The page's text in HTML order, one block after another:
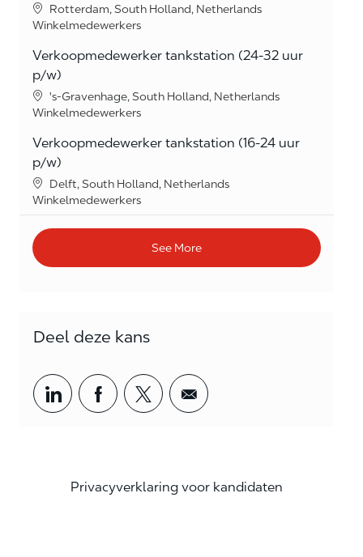
Location
Rotterdam, South Holland, Netherlands
Category
Winkelmedewerkers
Verkoopmedewerker tankstation (24-32 uur
p/w)
Location
's-Gravenhage, South Holland, Netherlands
Category
Winkelmedewerkers
Verkoopmedewerker tankstation (16-24 uur
p/w)
Location
Delft, South Holland, Netherlands
Category
Winkelmedewerkers
See More
Deel deze kans
Share via LinkedIn
Share via Facebook
Share via twitter
Share via email
Privacyverklaring voor kandidaten